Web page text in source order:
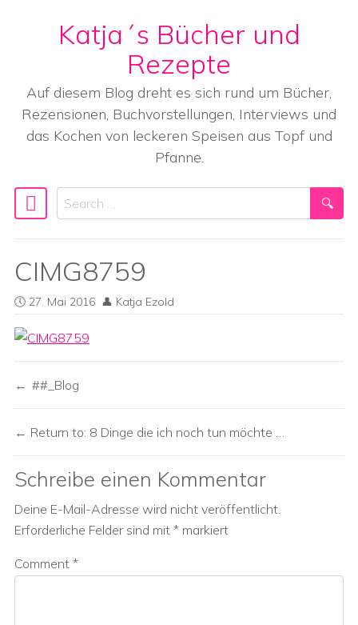
Skip to content
Katja´s Bücher und
Rezepte
Auf diesem Blog dreht es sich rund um Bücher,
Rezensionen, Buchvorstellungen, Interviews und
das Kochen von leckeren Speisen aus Topf und
Pfanne.
Main Navigation
Search
CIMG8759
27. Mai 2016 Katja Ezold
##_Blog
Return to: 8 Dinge die ich noch tun möchte …
Schreibe einen Kommentar
Deine E-Mail-Adresse wird nicht veröffentlicht.
Erforderliche Felder sind mit * markiert
Comment *